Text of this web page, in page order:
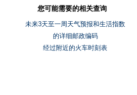
您可能需要的相关查询
未来3天至一周天气预报和生活指数
的详细邮政编码
经过附近的火车时刻表